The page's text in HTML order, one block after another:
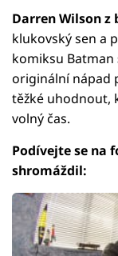
Darren Wilson
klukovský sen a
komiksu Batman
originální nápad
těžké uhodnout,
volný čas.
Podívejte se na
shromáždil: